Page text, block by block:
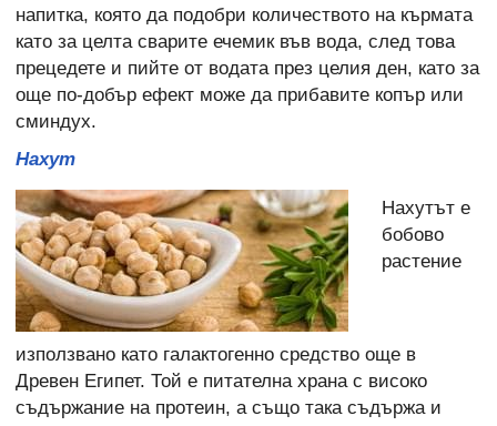
напитка, която да подобри количеството на кърмата
като за целта сварите ечемик във вода, след това
прецедете и пийте от водата през целия ден, като за
още по-добър ефект може да прибавите копър или
сминдух.
Нахут
Нахутът е
бобово
растение
използвано като галактогенно средство още в
Древен Египет. Той е питателна храна с високо
съдържание на протеин, а също така съдържа и